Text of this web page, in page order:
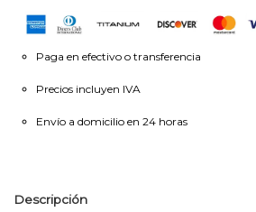
Paga en efectivo o transferencia
Precios incluyen IVA
Envío a domicilio en 24 horas
Descripción